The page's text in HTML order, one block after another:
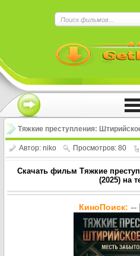
Тяжкие преступления:
безумие / Landkrimi Steirerwahn
Автор: niko Просмотров: 80
Скачать фильм Тяжкие
(2025) на
КиноПоиск: --
Нажмите на
!!!Если Вы с
троеточие в правом